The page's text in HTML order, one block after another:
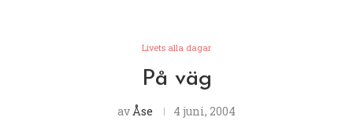
Livets alla dagar
På väg
av Åse 4 juni, 2004